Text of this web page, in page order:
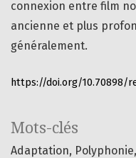
Mots-clés
Adaptation Polyphonie
connexion entre film
ancienne et plus
généralement.
https://doi.org/10.70898/